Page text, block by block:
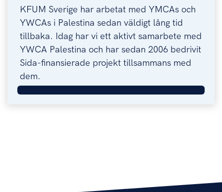
KFUM Sverige har arbetat med YMCAs och
YWCAs i Palestina sedan väldigt lång tid
tillbaka. Idag har vi ett aktivt samarbete med
YWCA Palestina och har sedan 2006 bedrivit
Sida-finansierade projekt tillsammans med
dem.